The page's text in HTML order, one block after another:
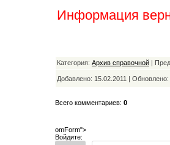
Информация
Категория: Архив справочной |
Добавлено: 15.02.2011 | Обновлено:
Всего комментариев: 0
omForm">
Войдите: